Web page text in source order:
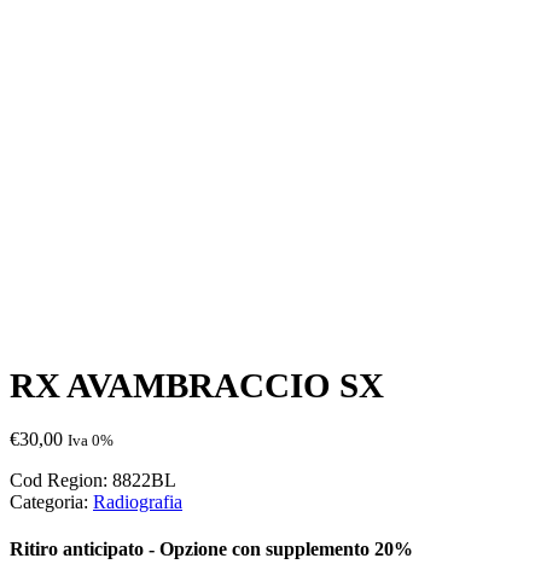
RX AVAMBRACCIO SX
€30,00 Iva 0%
Cod Region: 8822BL
Categoria: Radiografia
Ritiro anticipato - Opzione con supplemento 20%